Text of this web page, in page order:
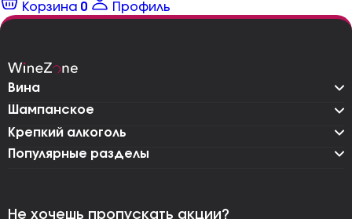
Корзина 0 Профиль
Вина
Шампанское
Крепкий алкоголь
Популярные разделы
Не хочешь пропускать акции?